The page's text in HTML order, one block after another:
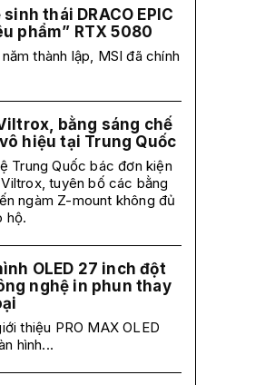
thái DRACO EPIC
phẩm” RTX 5080
thành lập, MSI đã chính
bằng sáng chế
hiệu tại Trung Quốc
Trung Quốc bác đơn kiện
tuyên bố các bằng
ngàm Z-mount không đủ
hộ.
OLED 27 inch đột
nghệ in phun thay
thiệu PRO MAX OLED
hình...